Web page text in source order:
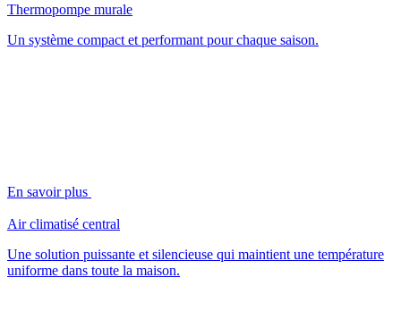
Thermopompe murale
Un système compact et performant pour chaque saison.
En savoir plus
Air climatisé central
Une solution puissante et silencieuse qui maintient une température
uniforme dans toute la maison.